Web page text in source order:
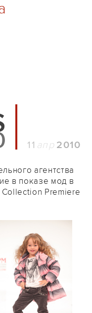
11 2010
агентства
в показе мод в
Premiere